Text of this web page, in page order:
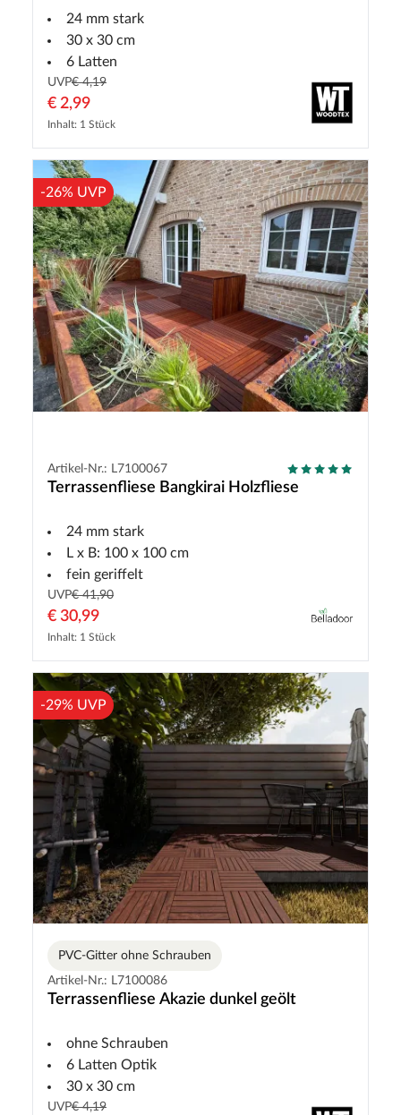
24 mm stark
30 x 30 cm
6 Latten
UVP€ 4,19
€ 2,99
Inhalt: 1 Stück
-26% UVP
Artikel-Nr.: L7100067
Terrassenfliese Bangkirai Holzfliese
24 mm stark
L x B: 100 x 100 cm
fein geriffelt
UVP€ 41,90
€ 30,99
Inhalt: 1 Stück
-29% UVP
PVC-Gitter ohne Schrauben
Artikel-Nr.: L7100086
Terrassenfliese Akazie dunkel geölt
ohne Schrauben
6 Latten Optik
30 x 30 cm
UVP€ 4,19